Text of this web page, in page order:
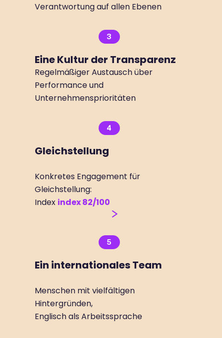
Verantwortung auf allen Ebenen
3
Eine Kultur der Transparenz
Regelmäßiger Austausch über
Performance und
Unternehmensprioritäten
4
Gleichstellung
Konkretes Engagement für
Gleichstellung:
Index index 82/100
5
Ein internationales Team
Menschen mit vielfältigen
Hintergründen,
Englisch als Arbeitssprache